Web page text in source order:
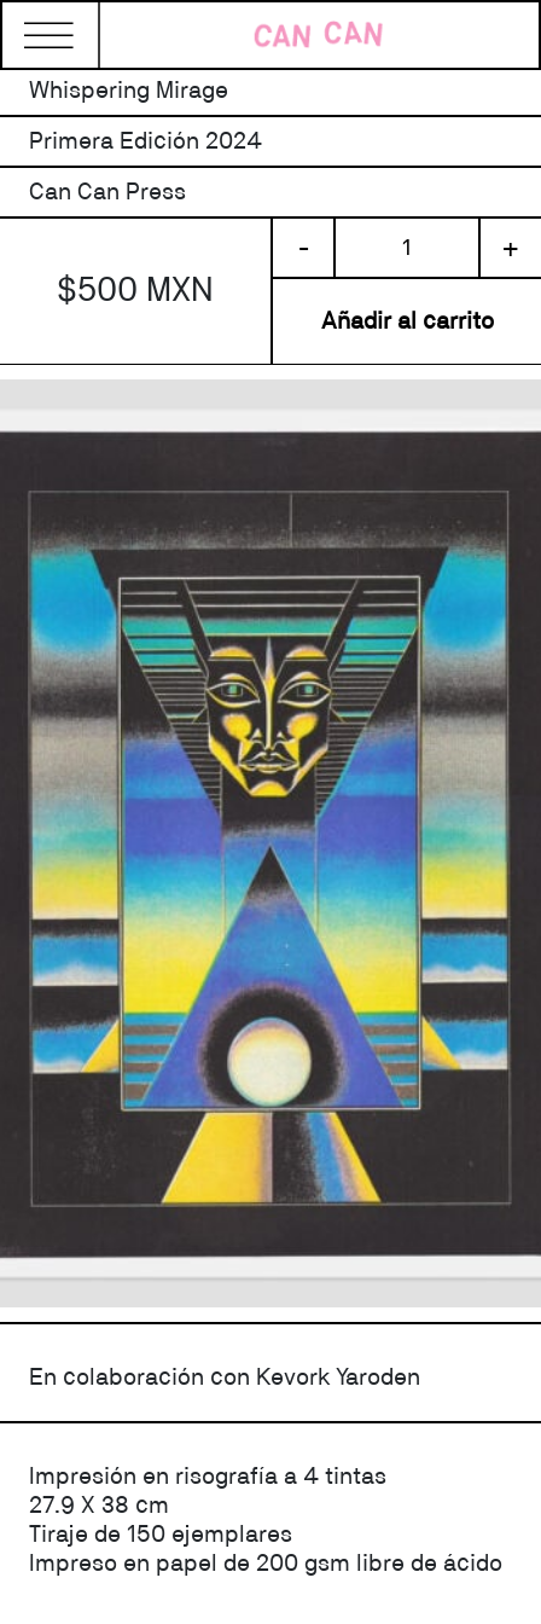
Whispering Mirage
Primera Edición 2024
Can Can Press
$500 MXN
- +
Añadir al carrito
En colaboración con Kevork Yaroden
Impresión en risografía a 4 tintas
27.9 X 38 cm
Tiraje de 150 ejemplares
Impreso en papel de 200 gsm libre de ácido